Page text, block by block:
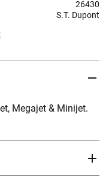
26430
S.T. Dupont
Megajet & Minijet.